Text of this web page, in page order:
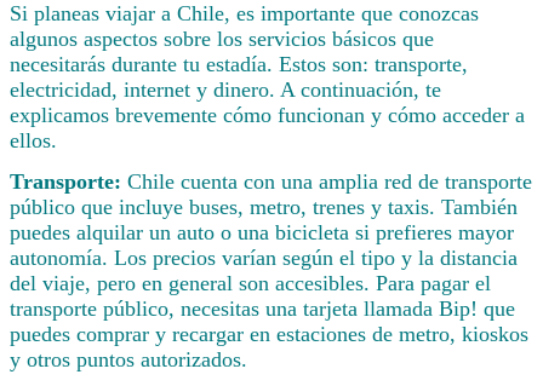
Si planeas viajar a Chile, es importante que conozcas
algunos aspectos sobre los servicios básicos que
necesitarás durante tu estadía. Estos son: transporte,
electricidad, internet y dinero. A continuación, te
explicamos brevemente cómo funcionan y cómo acceder a
ellos.
Transporte: Chile cuenta con una amplia red de transporte
público que incluye buses, metro, trenes y taxis. También
puedes alquilar un auto o una bicicleta si prefieres mayor
autonomía. Los precios varían según el tipo y la distancia
del viaje, pero en general son accesibles. Para pagar el
transporte público, necesitas una tarjeta llamada Bip! que
puedes comprar y recargar en estaciones de metro, kioskos
y otros puntos autorizados.